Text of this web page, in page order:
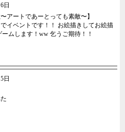
日
〜アートであーとっても素敵〜】
イベントです！！ お絵描きしてお絵描
ームします！ww 乞うご期待！！
日